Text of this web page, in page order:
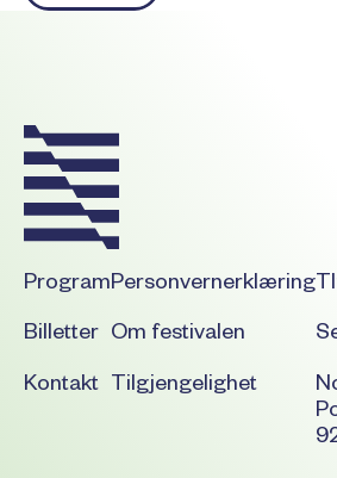
Program
Billetter
Kontakt
Personvernerklæring
Om festivalen
Tilgjengelighet